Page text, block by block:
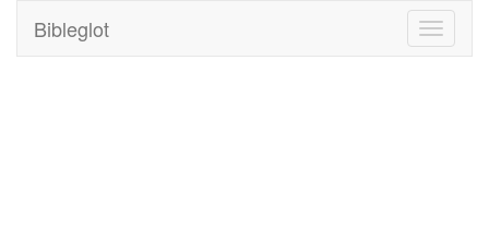
Toggle
Bibleglot